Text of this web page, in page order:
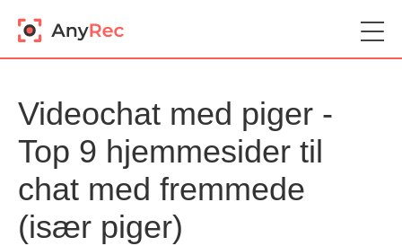
Videochat med piger -
Top 9 hjemmesider til
chat med fremmede
(især piger)